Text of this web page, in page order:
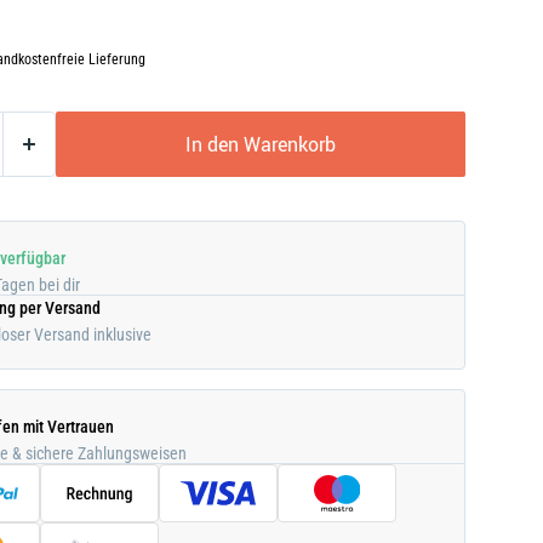
Lieferung
In den Warenkorb
bei dir
per Versand
Versand inklusive
mit Vertrauen
& sichere Zahlungsweisen